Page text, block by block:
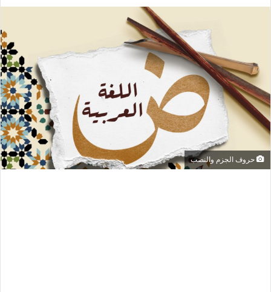
حروف الجزم والنصب